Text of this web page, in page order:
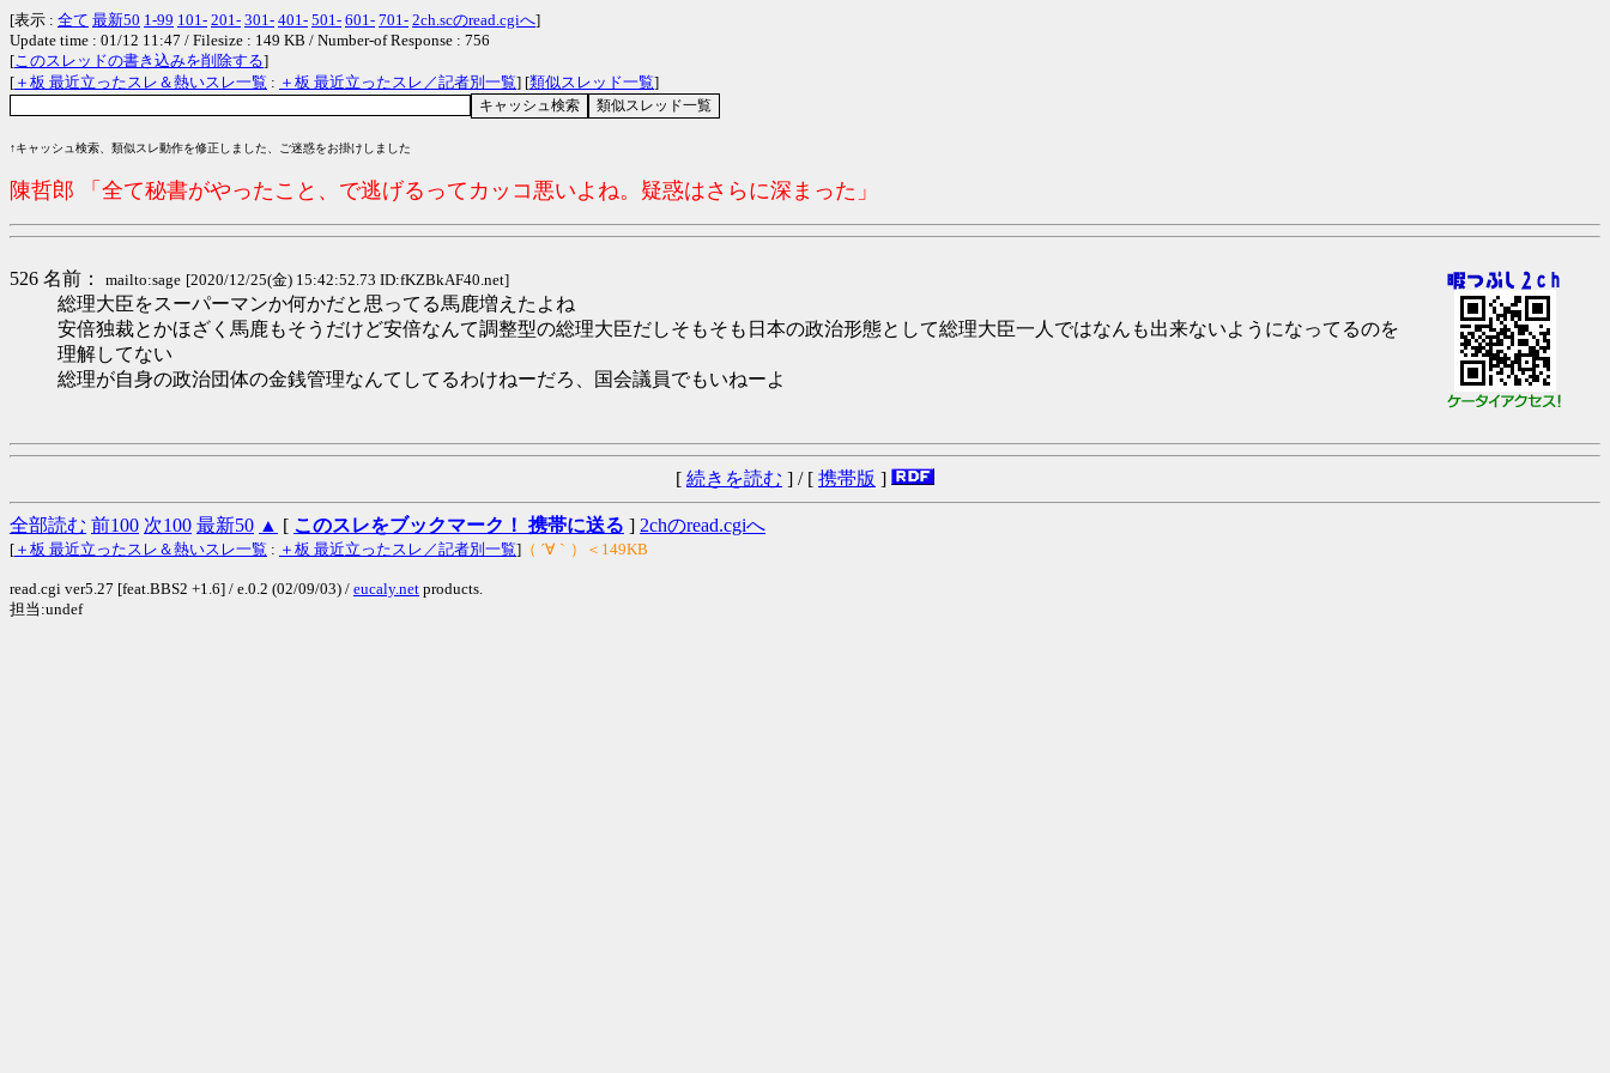
[表示 : 全て 最新50 1-99 101- 201- 301- 401- 501- 601- 701- 2ch.scのread.cgiへ]
Update time : 01/12 11:47 / Filesize : 149 KB / Number-of Response : 756
[このスレッドの書き込みを削除する]
[ ＋板 最近立ったスレ＆熱いスレ一覧 : ＋板 最近立ったスレ／記者別一覧] [類似スレッド一覧]
↑キャッシュ検索、類似スレ動作を修正しました、ご迷惑をお掛けしました
陳哲郎 「全て秘書がやったこと、で逃げるってカッコ悪いよね。疑惑はさらに深まった」
526 名前： mailto:sage [2020/12/25(金) 15:42:52.73 ID:fKZBkAF40.net]
総理大臣をスーパーマンか何かだと思ってる馬鹿増えたよね
安倍独裁とかほざく馬鹿もそうだけど安倍なんて調整型の総理大臣だしそもそも日本の政治形態として総理大臣一人ではなんも出来ないようになってるのを
理解してない
総理が自身の政治団体の金銭管理なんてしてるわけねーだろ、国会議員でもいねーよ
[ 続きを読む ] / [ 携帯版 ]
全部読む 前100 次100 最新50 ▲ [ このスレをブックマーク！ 携帯に送る ] 2chのread.cgiへ
[ ＋板 最近立ったスレ＆熱いスレ一覧 : ＋板 最近立ったスレ／記者別一覧] （ ´∀｀）＜149KB
read.cgi ver5.27 [feat.BBS2 +1.6] / e.0.2 (02/09/03) / eucaly.net products.
担当:undef